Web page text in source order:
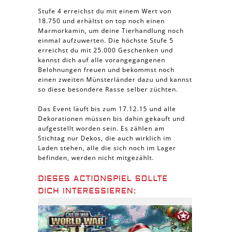
Stufe 4 erreichst du mit einem Wert von
18.750 und erhältst on top noch einen
Marmorkamin, um deine Tierhandlung noch
einmal aufzuwerten. Die höchste Stufe 5
erreichst du mit 25.000 Geschenken und
kannst dich auf alle vorangegangenen
Belohnungen freuen und bekommst noch
einen zweiten Münsterländer dazu und kannst
so diese besondere Rasse selber züchten.
Das Event läuft bis zum 17.12.15 und alle
Dekorationen müssen bis dahin gekauft und
aufgestellt worden sein. Es zählen am
Stichtag nur Dekos, die auch wirklich im
Laden stehen, alle die sich noch im Lager
befinden, werden nicht mitgezählt.
DIESES ACTIONSPIEL SOLLTE
DICH INTERESSIEREN: